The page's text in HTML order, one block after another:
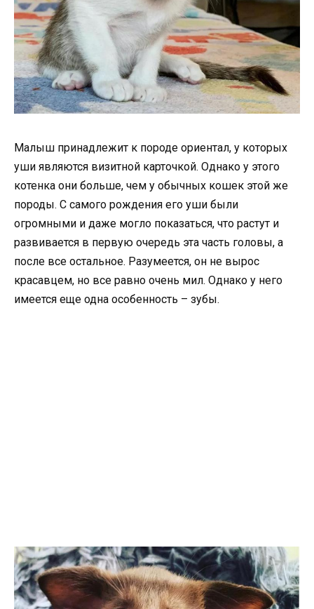
Малыш принадлежит к породе ориентал, у которых
уши являются визитной карточкой. Однако у этого
котенка они больше, чем у обычных кошек этой же
породы. С самого рождения его уши были
огромными и даже могло показаться, что растут и
развивается в первую очередь эта часть головы, а
после все остальное. Разумеется, он не вырос
красавцем, но все равно очень мил. Однако у него
имеется еще одна особенность – зубы.